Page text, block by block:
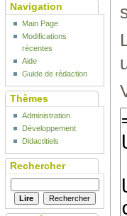
Navigation
Main Page
Modifications
récentes
Aide
Guide de rédaction
Thèmes
Administration
Développement
Didactitiels
Rechercher